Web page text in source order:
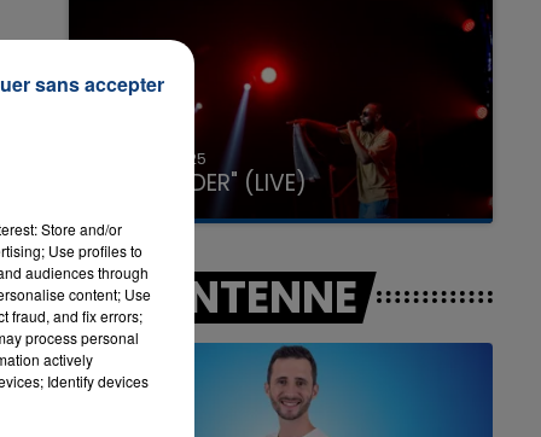
31 janvier 2025
GIMS "SPIDER" (LIVE)
A L'ANTENNE
Store and/or
Use profiles to
audiences through
content; Use
fraud, and fix errors;
process personal
actively
Identify devices
sans accepter